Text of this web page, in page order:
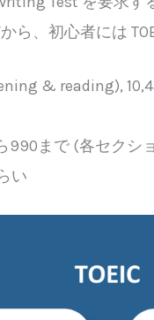
ら、初心者には
& reading),
990まで (各セクシ
い